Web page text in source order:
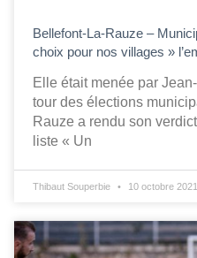
Bellefont-La-Rauze –
choix pour nos villages »
Elle était menée par
tour des élections
Rauze a rendu son
liste « Un
Thibaut Souperbie 10 octobre 2021